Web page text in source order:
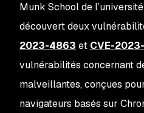
Munk School de
découvert deux
2023-4863 et CVE-
vulnérabilités concernant
malveillantes, conçues
navigateurs basés sur